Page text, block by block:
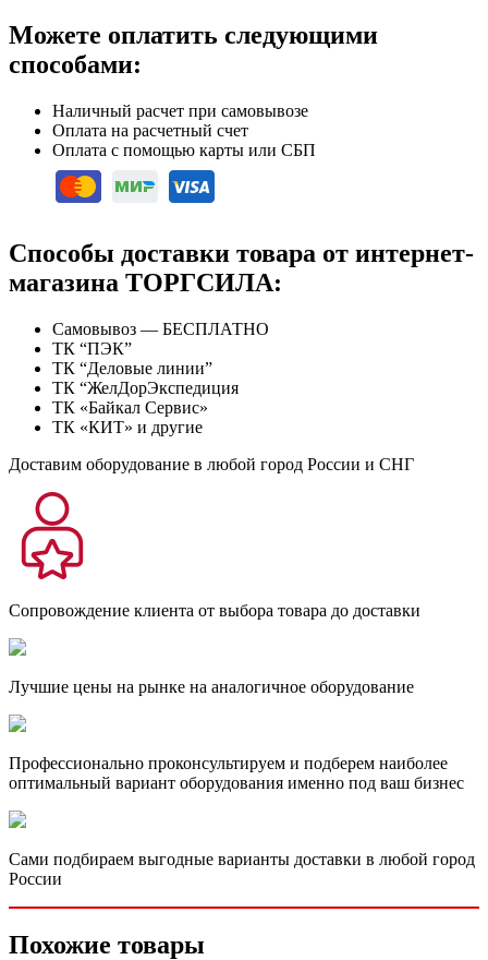
Можете оплатить следующими
способами:
Наличный расчет при самовывозе
Оплата на расчетный счет
Оплата с помощью карты или СБП
Способы доставки товара от интернет-
магазина ТОРГСИЛА:
Самовывоз — БЕСПЛАТНО
ТК “ПЭК”
ТК “Деловые линии”
ТК “ЖелДорЭкспедиция
ТК «Байкал Сервис»
ТК «КИТ» и другие
Доставим оборудование в любой город России и СНГ
Сопровождение клиента от выбора товара до доставки
Лучшие цены на рынке на аналогичное оборудование
Профессионально проконсультируем и подберем наиболее
оптимальный вариант оборудования именно под ваш бизнес
Сами подбираем выгодные варианты доставки в любой город
России
Похожие товары